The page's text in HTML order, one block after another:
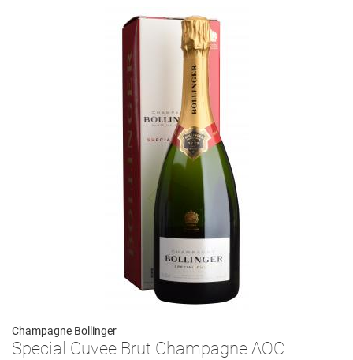
Champagne Bollinger
Special Cuvee Brut Champagne AOC